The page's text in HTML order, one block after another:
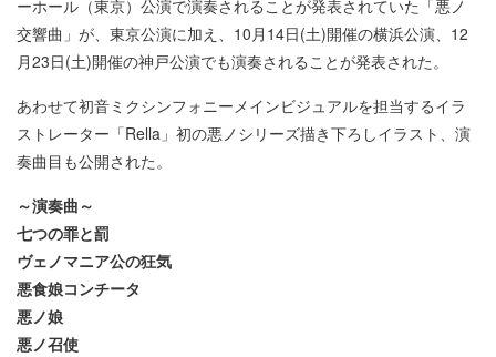
ーホール（東京）公演で演奏されることが発表されていた「悪ノ
交響曲」が、東京公演に加え、10月14日(土)開催の横浜公演、12
月23日(土)開催の神戸公演でも演奏されることが発表された。
あわせて初音ミクシンフォニーメインビジュアルを担当するイラ
ストレーター「Rella」初の悪ノシリーズ描き下ろしイラスト、演
奏曲目も公開された。
～演奏曲～
七つの罪と罰
ヴェノマニア公の狂気
悪食娘コンチータ
悪ノ娘
悪ノ召使